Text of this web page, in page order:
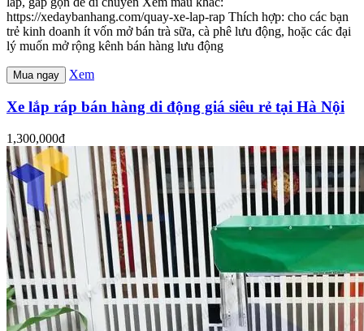
https://xedaybanhang.com/quay-xe-lap-rap Thích hợp: cho các bạn
trẻ kinh doanh ít vốn mở bán trà sữa, cà phê lưu động, hoặc các đại
lý muốn mở rộng kênh bán hàng lưu động
Mua ngay Xem
Xe lắp ráp bán hàng di động giá siêu rẻ tại Hà Nội
1,300,000đ